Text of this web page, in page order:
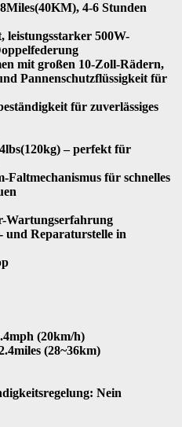
4-6 Stunden
leistungsstarker 500W-
mit großen 10-Zoll-Rädern,
Pannenschutzflüssigkeit für
für zuverlässiges
– perfekt für
Faltmechanismus für schnelles
Wartungserfahrung
und Reparaturstelle in
(20km/h)
(28~36km)
Nein